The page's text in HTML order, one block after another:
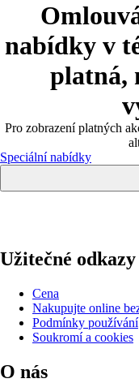
nabídky v
platná,
Pro zobrazení platných
Speciální nabídky
Užitečné odkazy
Cena
Nakupujte online
Podmínky používání
Soukromí a cookies
O nás